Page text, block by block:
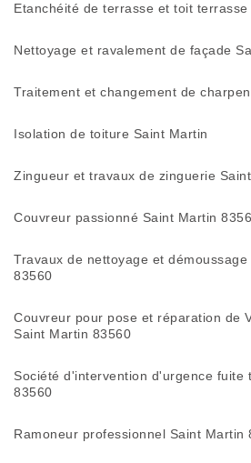
Etanchéité de terrasse et toit
Nettoyage et ravalement de façade
Traitement et changement de
Isolation de toiture Saint Martin
Zingueur et travaux de zinguerie
Couvreur passionné Saint Martin
Travaux de nettoyage et
83560
Couvreur pour pose et réparation de
Saint Martin 83560
Société d'intervention d'urgence fuite
83560
Ramoneur professionnel Saint Martin